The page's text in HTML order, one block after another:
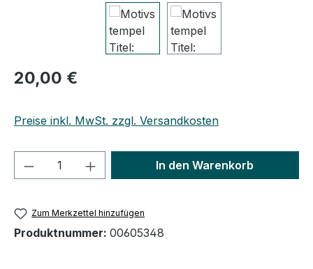
Regulärer Preis:
20,00 €
Preise inkl. MwSt. zzgl. Versandkosten
Produkt Anzahl: Gib denIn den Warenkorb
Zum Merkzettel hinzufügen
Produktnummer: 00605348